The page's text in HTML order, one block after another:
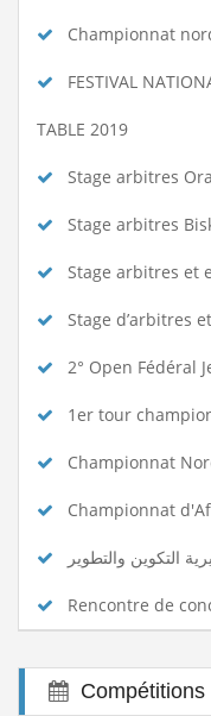
Championnat
FESTIVAL
TABLE 2019
Stage arbitres
Stage arbitres
Stage arbitres et
Stage d’arbitres
2° Open Fédéral
1er tour
Championnat
Championnat
التكوين والتطوير
Rencontre de
Compétitions